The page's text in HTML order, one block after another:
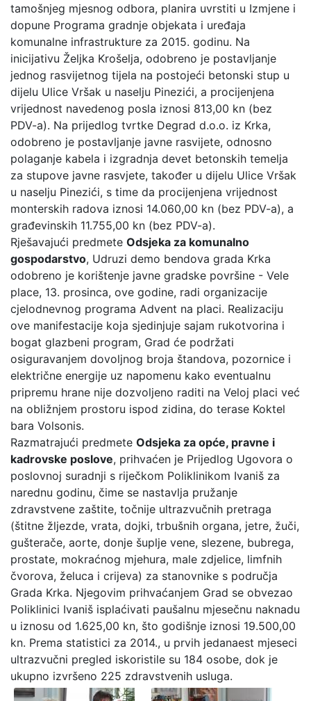
tamošnjeg mjesnog odbora, planira uvrstiti u Izmjene i
dopune Programa gradnje objekata i uređaja
komunalne infrastrukture za 2015. godinu. Na
inicijativu Željka Krošelja, odobreno je postavljanje
jednog rasvijetnog tijela na postojeći betonski stup u
dijelu Ulice Vršak u naselju Pinezići, a procijenjena
vrijednost navedenog posla iznosi 813,00 kn (bez
PDV-a). Na prijedlog tvrtke Degrad d.o.o. iz Krka,
odobreno je postavljanje javne rasvijete, odnosno
polaganje kabela i izgradnja devet betonskih temelja
za stupove javne rasvjete, također u dijelu Ulice Vršak
u naselju Pinezići, s time da procijenjena vrijednost
monterskih radova iznosi 14.060,00 kn (bez PDV-a), a
građevinskih 11.755,00 kn (bez PDV-a).
Rješavajući predmete Odsjeka za komunalno
gospodarstvo, Udruzi demo bendova grada Krka
odobreno je korištenje javne gradske površine - Vele
place, 13. prosinca, ove godine, radi organizacije
cjelodnevnog programa Advent na placi. Realizaciju
ove manifestacije koja sjedinjuje sajam rukotvorina i
bogat glazbeni program, Grad će podržati
osiguravanjem dovoljnog broja štandova, pozornice i
električne energije uz napomenu kako eventualnu
pripremu hrane nije dozvoljeno raditi na Veloj placi već
na obližnjem prostoru ispod zidina, do terase Koktel
bara Volsonis.
Razmatrajući predmete Odsjeka za opće, pravne i
kadrovske poslove, prihvaćen je Prijedlog Ugovora o
poslovnoj suradnji s riječkom Poliklinikom Ivaniš za
narednu godinu, čime se nastavlja pružanje
zdravstvene zaštite, točnije ultrazvučnih pretraga
(štitne žljezde, vrata, dojki, trbušnih organa, jetre, žuči,
gušterače, aorte, donje šuplje vene, slezene, bubrega,
prostate, mokraćnog mjehura, male zdjelice, limfnih
čvorova, želuca i crijeva) za stanovnike s područja
Grada Krka. Njegovim prihvaćanjem Grad se obvezao
Poliklinici Ivaniš isplaćivati paušalnu mjesečnu naknadu
u iznosu od 1.625,00 kn, što godišnje iznosi 19.500,00
kn. Prema statistici za 2014., u prvih jedanaest mjeseci
ultrazvučni pregled iskoristile su 184 osobe, dok je
ukupno izvršeno 225 zdravstvenih usluga.